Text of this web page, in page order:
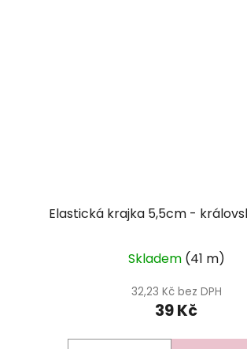
Elastická krajka 5,5cm -
Skladem (41 m)
32,23 Kč bez DPH
39 Kč